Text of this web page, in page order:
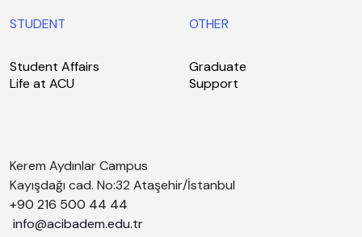
STUDENT
Student Affairs
Life at ACU
OTHER
Graduate
Support
Kerem Aydınlar Campus
Kayışdağı cad. No:32 Ataşehir/İstanbul
+90 216 500 44 44
info@acibadem.edu.tr